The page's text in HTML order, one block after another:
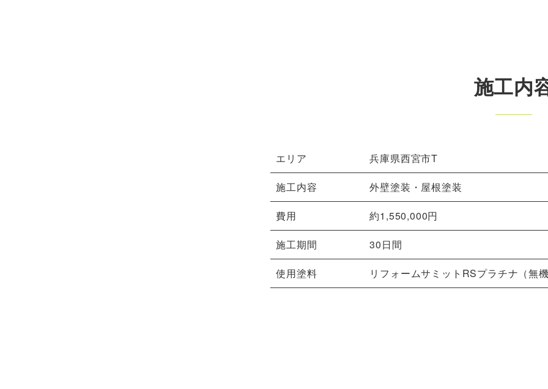
施工内
エリア 兵庫県西宮市T
施工内容 外壁塗装・屋根塗装
費用 約1,550,000円
施工期間 30日間
使用塗料 リフォームサミットRSプラチナ（無